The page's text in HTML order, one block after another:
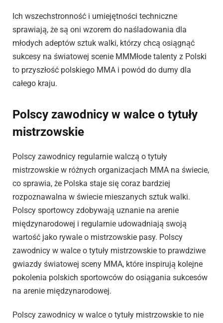
Ich wszechstronność i umiejętności techniczne
sprawiają, że są oni wzorem do naśladowania dla
młodych adeptów sztuk walki, którzy chcą osiągnąć
sukcesy na światowej scenie MMMłode talenty z Polski
to przyszłość polskiego MMA i powód do dumy dla
całego kraju.
Polscy zawodnicy w walce o tytuły
mistrzowskie
Polscy zawodnicy regularnie walczą o tytuły
mistrzowskie w różnych organizacjach MMA na świecie,
co sprawia, że Polska staje się coraz bardziej
rozpoznawalna w świecie mieszanych sztuk walki.
Polscy sportowcy zdobywają uznanie na arenie
międzynarodowej i regularnie udowadniają swoją
wartość jako rywale o mistrzowskie pasy. Polscy
zawodnicy w walce o tytuły mistrzowskie to prawdziwe
gwiazdy światowej sceny MMA, które inspirują kolejne
pokolenia polskich sportowców do osiągania sukcesów
na arenie międzynarodowej.
Polscy zawodnicy w walce o tytuły mistrzowskie to nie